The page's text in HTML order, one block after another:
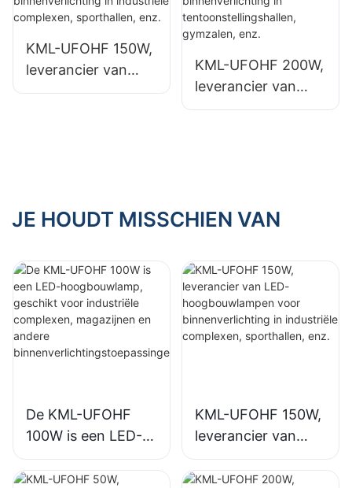
andere
oepassingen.
magazijnen en
andere
binnenverlichtingst
oepassingen.
KML-UFOHF 150W,
leverancier van
LED-
sporthallen, enz.
KML-UFOHF 200W,
leverancier van
LED-
en, gymzalen, enz.
JE HOUDT MISSCHIEN VAN
De KML-UFOHF
100W is een LED-
hoogbouwlamp,
geschikt voor
KML-UFOHF 150W,
leverancier van
LED-
hoogbouwlampen